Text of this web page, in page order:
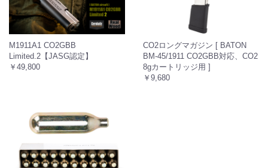
M1911A1 CO2GBB
Limited.2【JASG認定】
￥49,800
CO2ロングマガジン [ BATON
BM-45/1911 CO2GBB対応、CO2
8gカートリッジ用 ]
￥9,680